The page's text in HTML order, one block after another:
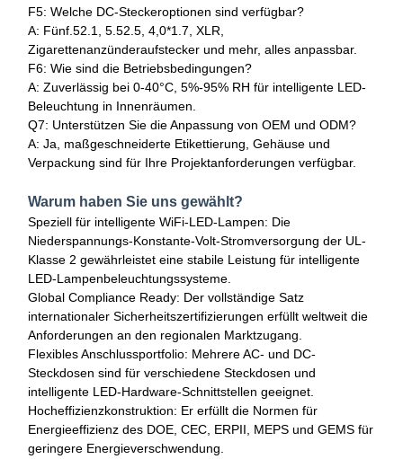
F5: Welche DC-Steckeroptionen sind verfügbar?
A: Fünf.52.1, 5.52.5, 4,0*1.7, XLR,
Zigarettenanzünderaufstecker und mehr, alles anpassbar.
F6: Wie sind die Betriebsbedingungen?
A: Zuverlässig bei 0-40°C, 5%-95% RH für intelligente LED-
Beleuchtung in Innenräumen.
Q7: Unterstützen Sie die Anpassung von OEM und ODM?
A: Ja, maßgeschneiderte Etikettierung, Gehäuse und
Verpackung sind für Ihre Projektanforderungen verfügbar.
Warum haben Sie uns gewählt?
Speziell für intelligente WiFi-LED-Lampen: Die
Niederspannungs-Konstante-Volt-Stromversorgung der UL-
Klasse 2 gewährleistet eine stabile Leistung für intelligente
LED-Lampenbeleuchtungssysteme.
Global Compliance Ready: Der vollständige Satz
internationaler Sicherheitszertifizierungen erfüllt weltweit die
Anforderungen an den regionalen Marktzugang.
Flexibles Anschlussportfolio: Mehrere AC- und DC-
Steckdosen sind für verschiedene Steckdosen und
intelligente LED-Hardware-Schnittstellen geeignet.
Hocheffizienzkonstruktion: Er erfüllt die Normen für
Energieeffizienz des DOE, CEC, ERPII, MEPS und GEMS für
geringere Energieverschwendung.